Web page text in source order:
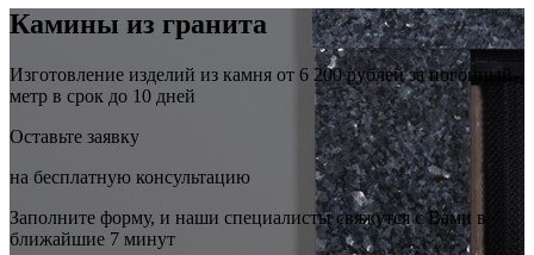
Камины из гранита
Изготовление изделий из камня от 6 200 рублей за погонный
метр в срок до 10 дней
Оставьте заявку
на бесплатную консультацию
Заполните форму, и наши специалисты свяжутся с Вами в
ближайшие 7 минут